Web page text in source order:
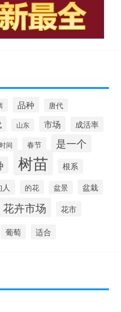
品种 唐代
山东 市场 成活率
时间 春节 是一个
树苗
根系
的花 盆景 盆栽
花卉市场 花市
葡萄 适合